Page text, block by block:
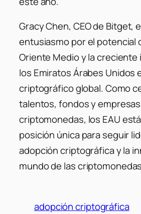
Gracy Chen, CEO de Bitget,
entusiasmo por el potencial
Oriente Medio y la creciente
los Emiratos Árabes Unidos
criptográfico global. Como
talentos, fondos y
criptomonedas, los EAU
posición única para seguir
adopción criptográfica y la
mundo de las
adopción criptográfica